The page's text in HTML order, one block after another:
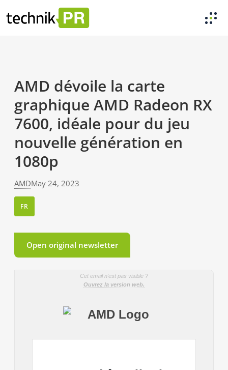
AMD dévoile la carte
graphique AMD Radeon RX
7600, idéale pour du jeu
nouvelle génération en
1080p
AMDMay 24, 2023
FR
Open original newsletter